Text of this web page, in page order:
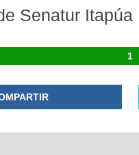
Senatur Itapúa
1